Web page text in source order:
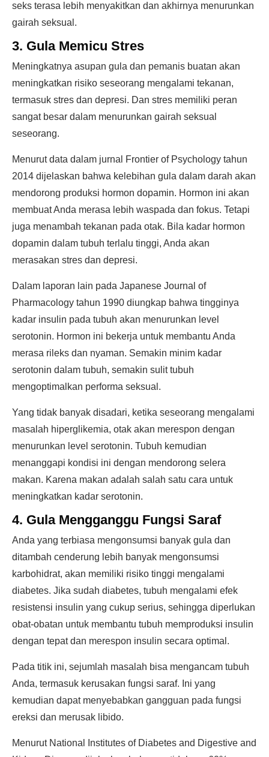
seks terasa lebih menyakitkan dan akhirnya menurunkan
gairah seksual.
3. Gula Memicu Stres
Meningkatnya asupan gula dan pemanis buatan akan
meningkatkan risiko seseorang mengalami tekanan,
termasuk stres dan depresi. Dan stres memiliki peran
sangat besar dalam menurunkan gairah seksual
seseorang.
Menurut data dalam jurnal Frontier of Psychology tahun
2014 dijelaskan bahwa kelebihan gula dalam darah akan
mendorong produksi hormon dopamin. Hormon ini akan
membuat Anda merasa lebih waspada dan fokus. Tetapi
juga menambah tekanan pada otak. Bila kadar hormon
dopamin dalam tubuh terlalu tinggi, Anda akan
merasakan stres dan depresi.
Dalam laporan lain pada Japanese Journal of
Pharmacology tahun 1990 diungkap bahwa tingginya
kadar insulin pada tubuh akan menurunkan level
serotonin. Hormon ini bekerja untuk membantu Anda
merasa rileks dan nyaman. Semakin minim kadar
serotonin dalam tubuh, semakin sulit tubuh
mengoptimalkan performa seksual.
Yang tidak banyak disadari, ketika seseorang mengalami
masalah hiperglikemia, otak akan merespon dengan
menurunkan level serotonin. Tubuh kemudian
menanggapi kondisi ini dengan mendorong selera
makan. Karena makan adalah salah satu cara untuk
meningkatkan kadar serotonin.
4. Gula Mengganggu Fungsi Saraf
Anda yang terbiasa mengonsumsi banyak gula dan
ditambah cenderung lebih banyak mengonsumsi
karbohidrat, akan memiliki risiko tinggi mengalami
diabetes. Jika sudah diabetes, tubuh mengalami efek
resistensi insulin yang cukup serius, sehingga diperlukan
obat-obatan untuk membantu tubuh memproduksi insulin
dengan tepat dan merespon insulin secara optimal.
Pada titik ini, sejumlah masalah bisa mengancam tubuh
Anda, termasuk kerusakan fungsi saraf. Ini yang
kemudian dapat menyebabkan gangguan pada fungsi
ereksi dan merusak libido.
Menurut National Institutes of Diabetes and Digestive and